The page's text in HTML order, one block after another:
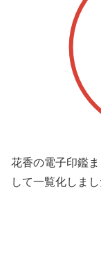
花香の電子印鑑
して一覧化しまし